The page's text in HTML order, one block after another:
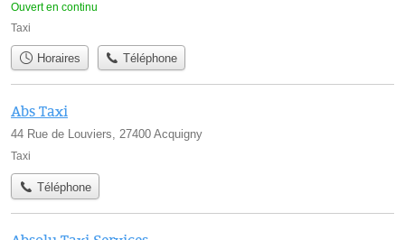
Ouvert en continu
Taxi
Horaires Téléphone
Abs Taxi
44 Rue de Louviers, 27400 Acquigny
Taxi
Téléphone